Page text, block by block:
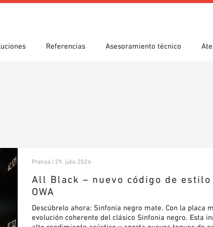
Referencias Asesoramiento técnico
Prensa | 29. julio 2026
All Black – nuevo código de
OWA
Descúbrelo ahora: Sinfonia negro mate. Con la placa
evolución coherente del clásico Sinfonia negro. Esta